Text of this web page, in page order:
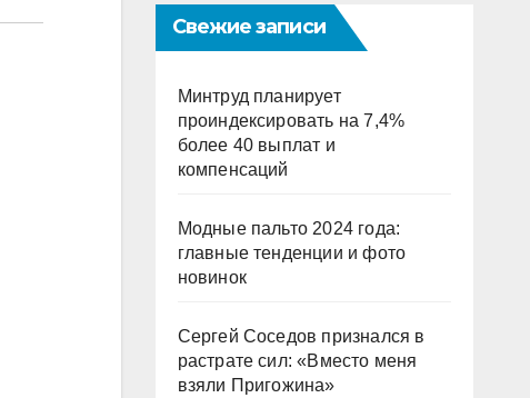
Свежие записи
Минтруд планирует
проиндексировать на 7,4%
более 40 выплат и
компенсаций
Модные пальто 2024 года:
главные тенденции и фото
новинок
Сергей Соседов признался в
растрате сил: «Вместо меня
взяли Пригожина»